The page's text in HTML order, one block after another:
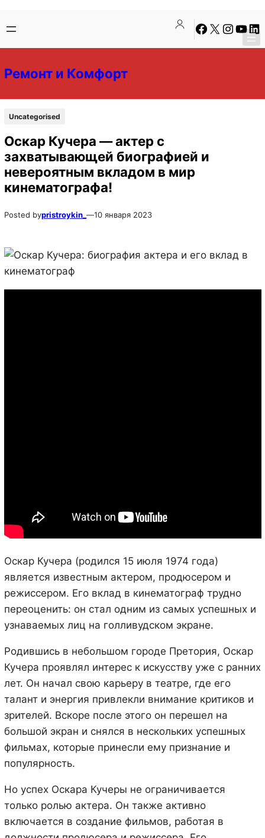
содержимому
содержимому
Facebook
X Instagram
Ремонт и Комфорт
Uncategorised
Оскар Кучера — актер с
захватывающей биографией и
невероятным вкладом в мир
кинематографа!
Posted bypristroykin_ —10 января 2023
Оскар Кучера (родился 15 июля 1974 года)
является известным актером, продюсером и
режиссером. Его вклад в кинематограф трудно
переоценить: он стал одним из самых успешных и
узнаваемых лиц на голливудском экране.
Родившись в небольшом городе Претория, Оскар
Кучера проявлял интерес к искусству уже с ранних
лет. Он начал свою карьеру в театре, где его
талант и энергия привлекли внимание критиков и
зрителей. Вскоре после этого он перешел на
большой экран и снялся в нескольких успешных
фильмах, которые принесли ему признание и
популярность.
Но успех Оскара Кучеры не ограничивается
только ролью актера. Он также активно
включается в создание фильмов, работая в